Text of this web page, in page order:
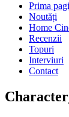
Prima
Noutăți
Home
Recenzii
Topuri
Interviuri
Contact